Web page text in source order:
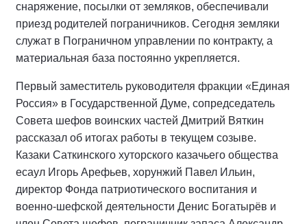
снаряжение, посылки от земляков, обеспечивали
приезд родителей пограничников. Сегодня земляки
служат в Пограничном управлении по контракту, а
материальная база постоянно укрепляется.
Первый заместитель руководителя фракции «Единая
Россия» в Государственной Думе, сопредседатель
Совета шефов воинских частей Дмитрий Вяткин
рассказал об итогах работы в текущем созыве.
Казаки Саткинского хуторского казачьего общества
есаул Игорь Арефьев, хорунжий Павел Ильин,
директор Фонда патриотического воспитания и
военно-шефской деятельности Денис Богатырёв и